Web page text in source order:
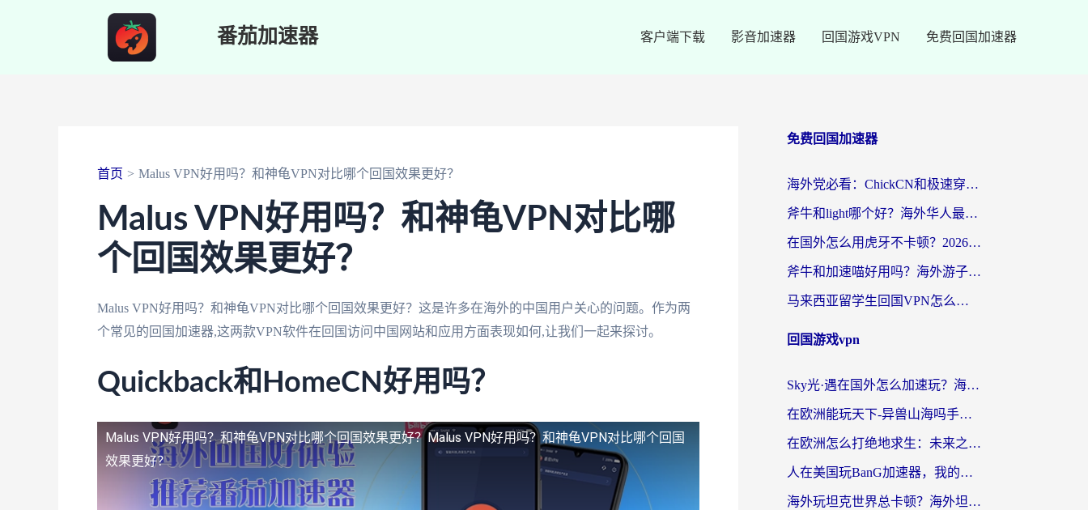
番茄加速器 客户端下载 影音加速器 回国游戏VPN 免费回国加速器
首页 Malus VPN好用吗？和神龟VPN对比哪个回国效果更好？
Malus VPN好用吗？和神龟VPN对比哪
个回国效果更好？
Malus VPN好用吗？和神龟VPN对比哪个回国效果更好？这是许多在海外的中国用户关心的问题。作为两
个常见的回国加速器,这两款VPN软件在回国访问中国网站和应用方面表现如何,让我们一起来探讨。
Quickback和HomeCN好用吗？
Malus VPN好用吗？和神龟VPN对比哪个回国效果更好？Malus VPN好用吗？和神龟VPN对比哪个回国
效果更好？
免费回国加速器
海外党必看：ChickCN和极速穿梭VPN好用吗？3招教你选对回国加速器无缝刷国内资源
斧牛和light哪个好？海外华人最关心的回国加速器选择难题，一篇讲透
在国外怎么用虎牙不卡顿？2026海外华人亲测有效的回国加速器选择指南
斧牛和加速喵好用吗？海外游子的真实选择困境
马来西亚留学生回国VPN怎么选？3个避坑点+1款实测好用的加速器推荐
回国游戏vpn
Sky光·遇在国外怎么加速玩？海外党亲测有效的国服游戏加速指南
在欧洲能玩天下-异兽山海吗手游？海外玩家的加速器生存指南
在欧洲怎么打绝地求生：未来之役不卡？留学生亲测的加速器避坑指南
人在美国玩BanG加速器，我的延迟终于绿了
海外玩坦克世界总卡顿？海外坦克世界加速器有哪些？实测好用的选择在这里